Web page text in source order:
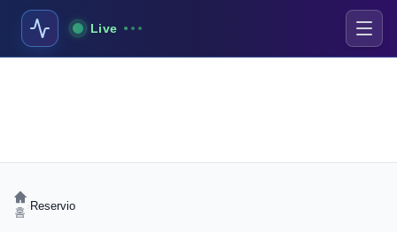
Live
홈 Reservio